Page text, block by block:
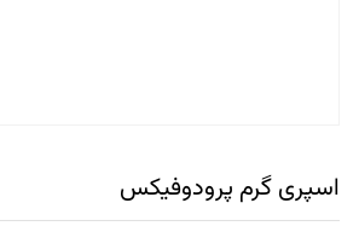
اسپری گرم پرودوفیکس